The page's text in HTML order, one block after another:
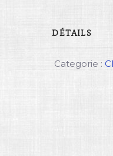
DÉTAILS
Categorie :